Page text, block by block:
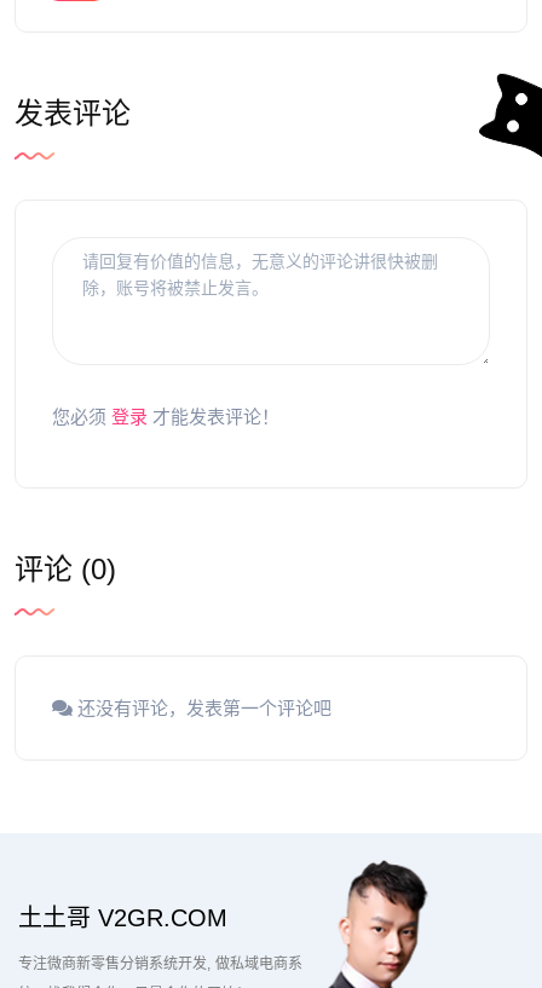
发表评论
您必须 登录 才能发表评论！
评论 (0)
还没有评论，发表第一个评论吧
土土哥 V2GR.COM
专注微商新零售分销系统开发 做私域电商系